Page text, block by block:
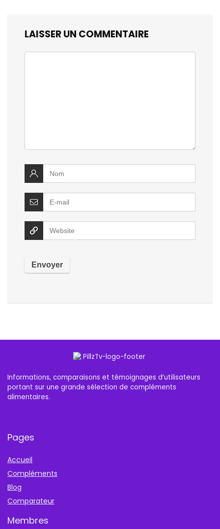
LAISSER UN COMMENTAIRE
Informations, comparaisons et témoignages d’utilisateurs
portant sur une grande sélection de compléments
alimentaires.
Pages
Accueil
Compléments
Blog
Comparateur
Membres